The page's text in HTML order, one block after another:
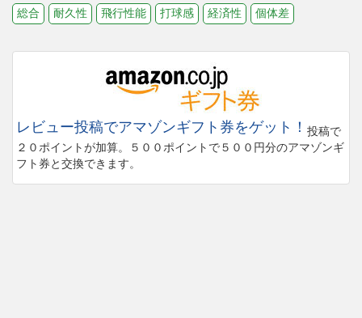
総合
耐久性 飛行性能 打球感 経済性 個体差
レビュー投稿でアマゾンギフト券をゲット！ 投稿で
２０ポイントが加算。５００ポイントで５００円分のアマゾンギ
フト券と交換できます。